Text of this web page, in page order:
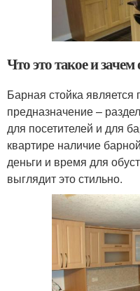
Что это такое и
Барная стойка
предназначение –
для посетителей и для
квартире наличие
деньги и время для
выглядит это стильно.